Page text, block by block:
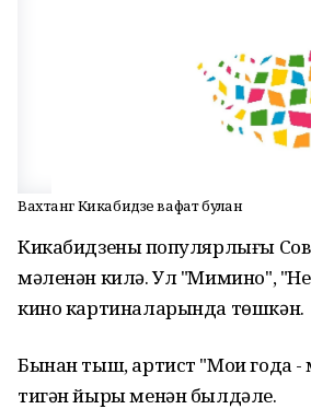
Вахтанг Кикабидзе вафат булған
Кикабидзеның популярлығы
мәленән килә. Ул "Мимино",
кино картиналарында төшкән.
Бынан тыш, артист "Мои года -
тигән йыры менән былдәле.